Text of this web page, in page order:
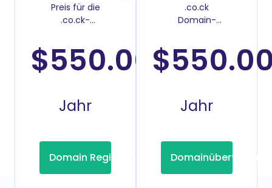
Preis für die
.co.ck-
$550.00 /2
Jahr
Domain Registrierung
.co.ck
Domain-
Jahr
Domainübertragung